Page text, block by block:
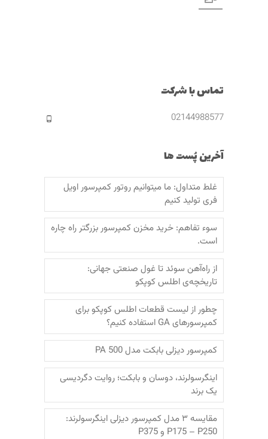
تماس با شرکت
02144988577
آخرین پُست ها
غلط متداول: ما میتوانیم روتور کمپرسور اویل
فری تولید کنیم
سوء تفاهم: خرید مخزن کمپرسور بزرگتر راه چاره
است.
از راه‌آهن سوئد تا غول صنعتی جهانی:
تاریخچه‌ی اطلس کوپکو
چطور از لیست قطعات اطلس کوپکو برای
کمپرسورهای GA استفاده کنیم؟
کمپرسور دیزلی بابکت مدل PA 500
اینگرسولرند، دوسان و بابکت؛‌ روایت دگردیسی
یک برند
مقایسه ۳ مدل کمپرسور دیزلی اینگرسولرند:
P175 – P250 و P375